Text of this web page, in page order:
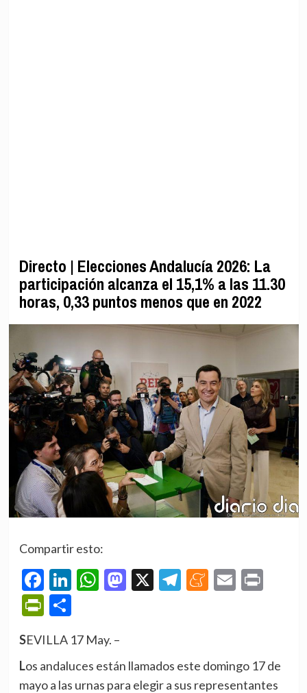
Directo | Elecciones Andalucía 2026: La
participación alcanza el 15,1% a las 11.30
horas, 0,33 puntos menos que en 2022
Compartir esto:
Facebook
LinkedIn
WhatsApp
Mastodon
X Telegram
Meneame
Email
PrintFriendly
Compartir
SEVILLA 17 May. –
Los andaluces están llamados este domingo 17 de
mayo a las urnas para elegir a sus representantes